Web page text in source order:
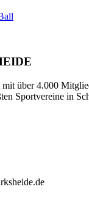
über 4.000
Sportvereine in